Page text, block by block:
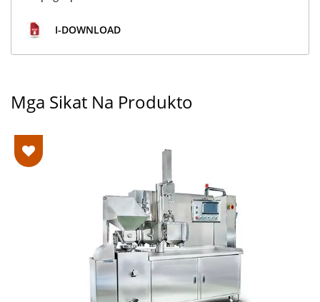
I-DOWNLOAD
Mga Sikat Na Produkto